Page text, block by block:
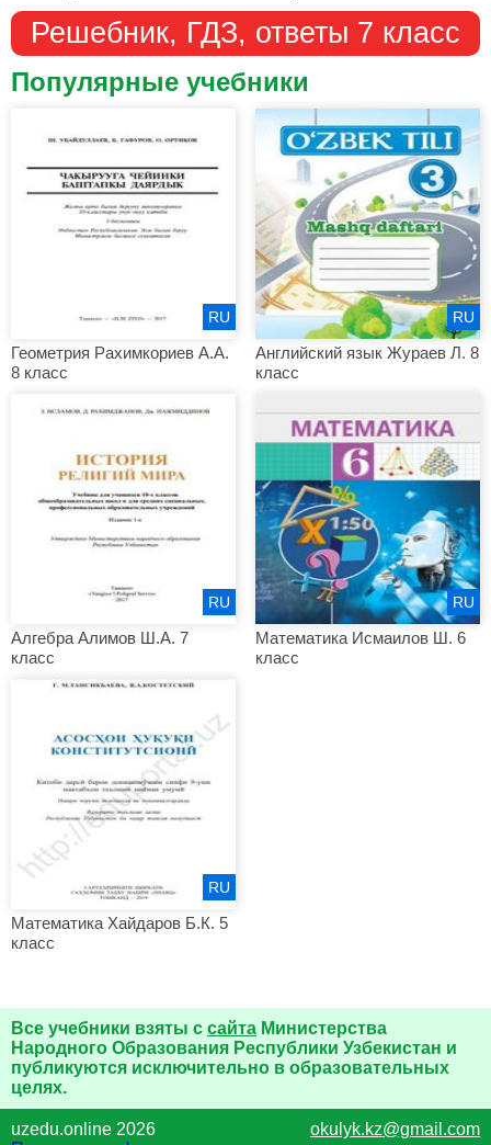
Решебник, ГДЗ, ответы 7 класс
Популярные учебники
Геометрия Рахимкориев А.А.
8 класс
RU
Английский язык Жураев Л. 8
класс
RU
Алгебра Алимов Ш.А. 7
класс
RU
Математика Исмаилов Ш. 6
класс
RU
Математика Хайдаров Б.К. 5
класс
RU
Все учебники взяты с сайта Министерства
Народного Образования Республики Узбекистан и
публикуются исключительно в образовательных
целях.
uzedu.online 2026
okulyk.kz@gmail.com